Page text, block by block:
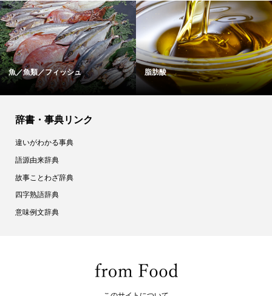
魚／魚類／フィッシュ 脂肪酸
辞書・事典リンク
違いがわかる事典
語源由来辞典
故事ことわざ辞典
四字熟語辞典
意味例文辞典